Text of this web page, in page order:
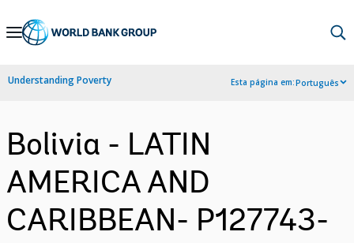
Skip
Navigation
Understanding Poverty Esta página em:Português
Bolivia - LATIN
AMERICA AND
CARIBBEAN- P127743-